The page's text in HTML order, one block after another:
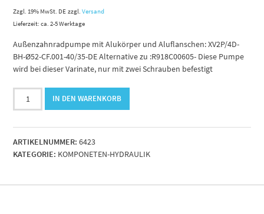
Zzgl. 19% MwSt. DE zzgl.Versand
Lieferzeit: ca. 2-5 Werktage
Außenzahnradpumpe mit Alukörper und Aluflanschen: XV2P/4D-
BH-Ø52-CF.001-40/35-DE Alternative zu :R918C00605- Diese Pumpe
wird bei dieser Varinate, nur mit zwei Schrauben befestigt
Zahnradpumpe
4.2ccm.rechtsdrehend
260bar
vivoil
Menge
IN DEN WARENKORB
ARTIKELNUMMER: 6423
KATEGORIE: KOMPONETEN-HYDRAULIK